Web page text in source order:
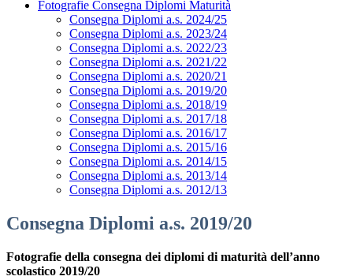
Fotografie Consegna Diplomi Maturità
Consegna Diplomi a.s. 2024/25
Consegna Diplomi a.s. 2023/24
Consegna Diplomi a.s. 2022/23
Consegna Diplomi a.s. 2021/22
Consegna Diplomi a.s. 2020/21
Consegna Diplomi a.s. 2019/20
Consegna Diplomi a.s. 2018/19
Consegna Diplomi a.s. 2017/18
Consegna Diplomi a.s. 2016/17
Consegna Diplomi a.s. 2015/16
Consegna Diplomi a.s. 2014/15
Consegna Diplomi a.s. 2013/14
Consegna Diplomi a.s. 2012/13
Consegna Diplomi a.s. 2019/20
Fotografie della consegna dei diplomi di maturità dell’anno
scolastico 2019/20